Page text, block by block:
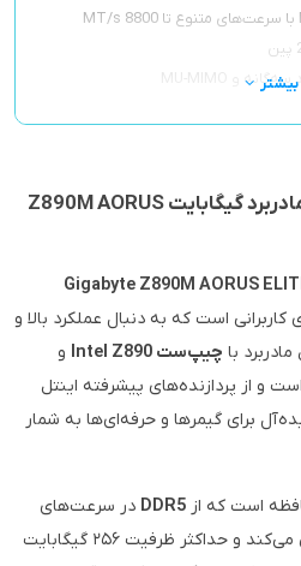
بیشتر
مشخصات، مزایا و معایب مادربرد گیگابایت Z890M AORUS
Gigabyte Z890M AORUS
کاربرانی است که به دنبال عملکرد بالا و
با چیپ‌ست Intel Z890
و
و از پردازنده‌های پیشرفته اینتل
برای گیمرها و حرفه‌ای‌ها به شمار
است که از DDR5 در سرعت‌های
مختلف تا ۸۸۰۰ MT/s پشتیبانی می‌کند و حداکثر ظرفیت ۲۵۶ گیگابایت